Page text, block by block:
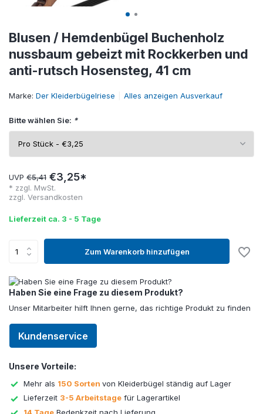
Blusen / Hemdenbügel Buchenholz
nussbaum gebeizt mit Rockkerben und
anti-rutsch Hosensteg, 41 cm
Marke: Der Kleiderbügelriese Alles anzeigen Ausverkauf
Bitte wählen Sie: *
UVP €5,41 €3,25*
* zzgl. MwSt.
zzgl. Versandkosten
Lieferzeit ca. 3 - 5 Tage
Zum Warenkorb hinzufügen
Haben Sie eine Frage zu diesem Produkt?
Unser Mitarbeiter hilft Ihnen gerne, das richtige Produkt zu finden
Kundenservice
Unsere Vorteile:
Mehr als 150 Sorten von Kleiderbügel ständig auf Lager
Lieferzeit 3-5 Arbeitstage für Lagerartikel